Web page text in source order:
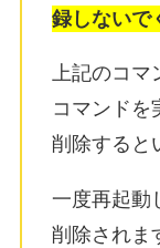
録しないで
上記のコマ
コマンドを
削除すると
一度再起動
削除されま